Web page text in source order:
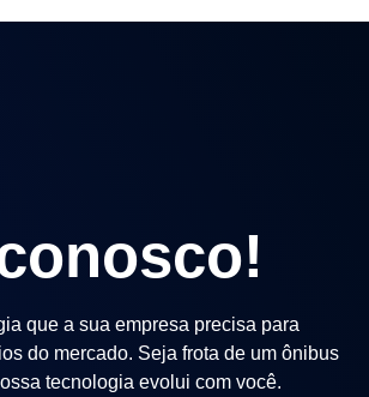
que a sua empresa precisa para
do mercado. Seja frota de um ônibus
tecnologia evolui com você.